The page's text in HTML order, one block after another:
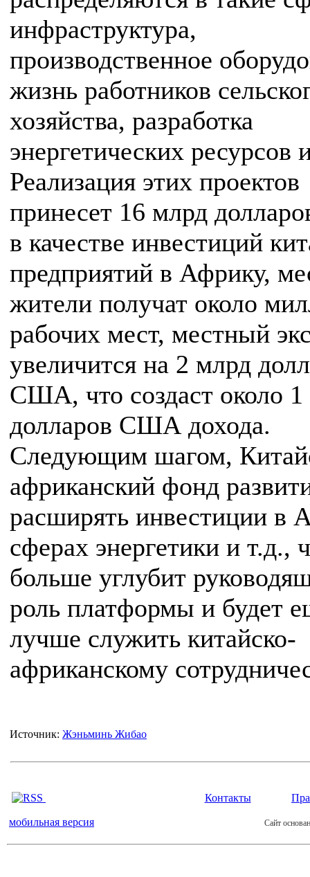
инфраструктура,
производственное
жизнь работников
хозяйства, разработка
энергетических ресурсов
Реализация этих проектов
принесет 16 млрд
в качестве инвестиций
предприятий в Африку,
жители получат около
рабочих мест, местный
увеличится на 2 млрд
США, что создаст около
долларов США дохода.
Следующим шагом,
африканский фонд
расширять инвестиции в
сферах энергетики и т.д.,
больше углубит
роль платформы и будет
лучше служить китайско-
африканскому
Источник: Жэньминь Жибао
Контакты
мобильная версия Сайт